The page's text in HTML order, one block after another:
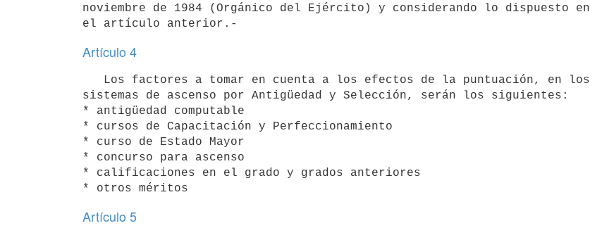
noviembre de 1984 (Orgánico del Ejército) y considerando lo dispuesto en
Artículo 4
sistemas de ascenso por Antigüedad y Selección, serán los siguientes:
* antigüedad computable
* cursos de Capacitación y Perfeccionamiento
* curso de Estado Mayor
* concurso para ascenso
* calificaciones en el grado y grados anteriores
Artículo 5